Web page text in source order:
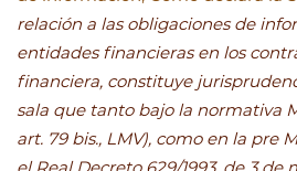
relación a las obligaciones de
entidades financieras en los
financiera, constituye
sala que tanto bajo la normativa
art. 79 bis., LMV), como en la pre